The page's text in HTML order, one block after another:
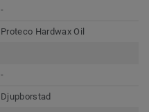
-
Proteco Hardwax Oil
-
Djupborstad